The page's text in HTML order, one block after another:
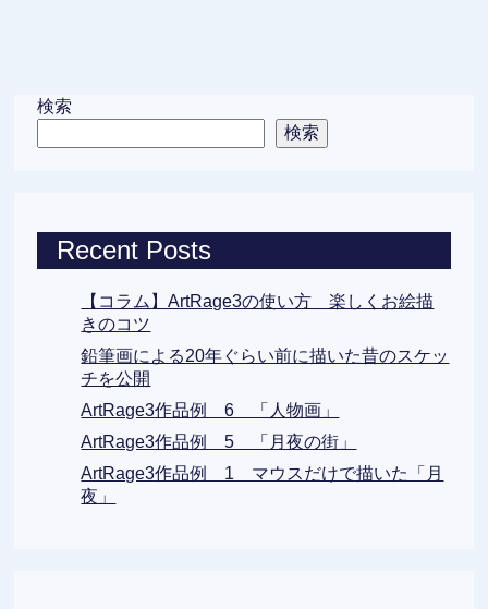
検索
検索
Recent Posts
【コラム】ArtRage3の使い方 楽しくお絵描
きのコツ
鉛筆画による20年ぐらい前に描いた昔のスケッ
チを公開
ArtRage3作品例 6 「人物画」
ArtRage3作品例 5 「月夜の街」
ArtRage3作品例 1 マウスだけで描いた「月
夜」